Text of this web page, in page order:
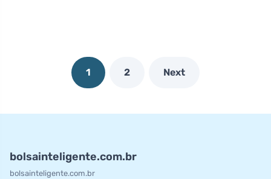
1 2 Next
bolsainteligente.com.br
bolsainteligente.com.br